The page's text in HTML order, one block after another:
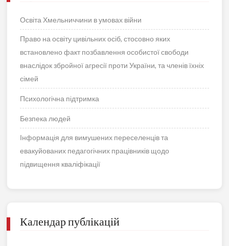
Освіта Хмельниччини в умовах війни
Право на освіту цивільних осіб, стосовно яких
встановлено факт позбавлення особистої свободи
внаслідок збройної агресії проти України, та членів їхніх
сімей
Психологічна підтримка
Безпека людей
Інформація для вимушених переселенців та
евакуйованих педагогічних працівників щодо
підвищення кваліфікації
Календар публікацій